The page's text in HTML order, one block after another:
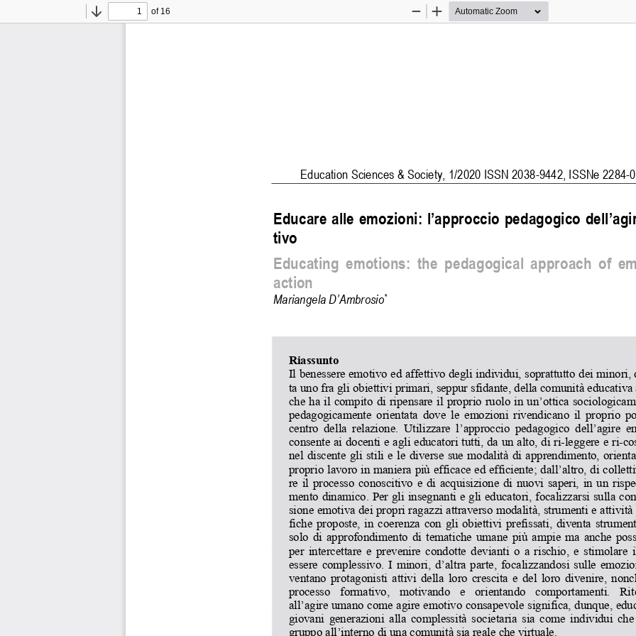
Previous
Next
of 16
Zoom
Zoom
Education Sciences & Society, 1/2020 ISSN 2038-9442, ISSNe 2284-
Educare alle emozioni: l’approccio pedagogico
tivo
Educating  emotions:  the  pedagogical  approach  of
action
Mariangela D’Ambrosio*
Riassunto
Il benessere emotivo ed affettivo degli individui, soprattutto dei minori,
ta uno fra gli obiettivi primari, seppur sfidante, della comunità educativa
che ha il compito di ripensare il proprio ruolo in un’ottica so
pedagogicamente orientata dove le emozioni rivendicano il proprio
centro  della  relazione.  Utilizzare  l’approccio  pedagogico  dell’agire
consente ai docenti e agli educatori tutti, da un alto, di ri-leggere e ri-
nel discente gli stili e le diverse sue modalità di apprendimento,
proprio lavoro in maniera più efficace ed efficiente; dall’altro, di
re il processo conoscitivo e di acquisizione di nuovi saperi, in un
mento dinamico. Per gli insegnanti e gli educatori, focalizzarsi sulla
sione emotiva dei propri ragazzi attraverso modalità, strumenti e attività
fiche proposte, in coerenza con gli obiettivi prefissati, diventa
solo di approfondimento di tematiche umane più ampie ma anche p
per intercettare e prevenire condotte devianti o a rischio, e stimolare
essere complessivo. I minori, d’altra parte, focalizzandosi sulle
ventano protagonisti attivi della loro crescita e del loro divenire,
processo  formativo,  motivando  e  orientando  comportamenti.
all’agire umano come agire emotivo consapevole significa, dunque,
giovani generazioni alla complessità societaria sia come individui
gruppo all’interno di una comunità sia reale che virtuale.